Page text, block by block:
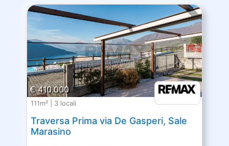
€ 410.000
111m² | 3 locali
Traversa Prima via De Gasperi, Sale
Marasino